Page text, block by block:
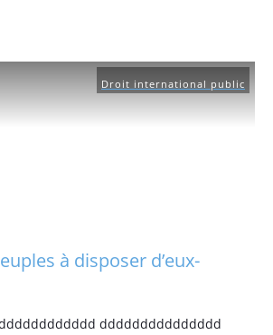
Droit international public
à disposer d’eux-
ddddddddddddddd